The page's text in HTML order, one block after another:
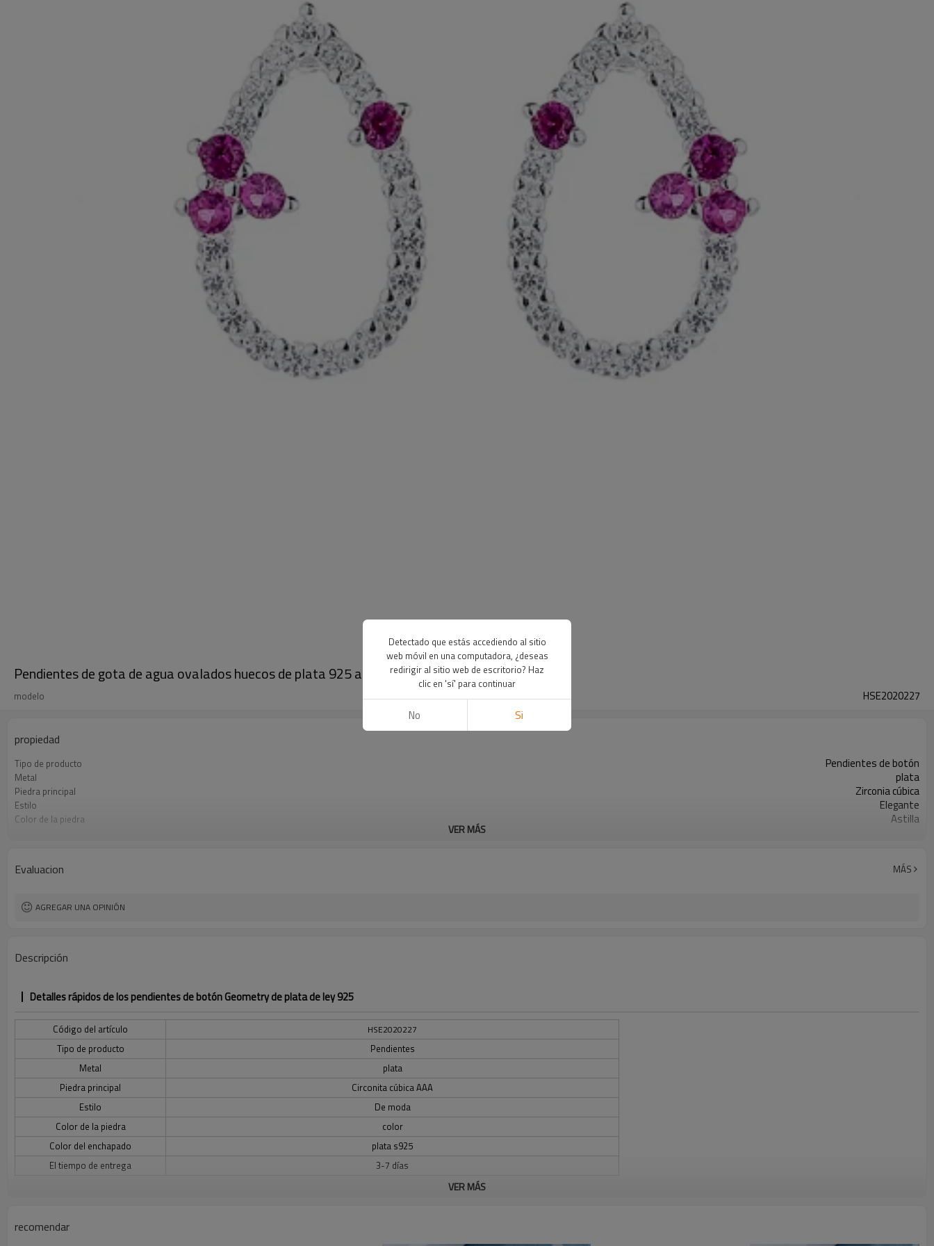
Pendientes de gota de agua ovalados huecos de plata 925 al por mayor
modelo HSE2020227
propiedad
Tipo de producto Pendientes de botón
Metal plata
Piedra principal Zirconia cúbica
Estilo Elegante
Color de la piedra Astilla
VER MÁS
Evaluacion MÁS
AGREGAR UNA OPINIÓN
Descripción
Detalles rápidos de los pendientes de botón Geometry de plata de ley 925
Código del artículo HSE2020227
Tipo de producto
Pendientes
Metal
plata
Piedra principal
Circonita cúbica AAA
Estilo
De moda
Color de la piedra
color
Color del enchapado
plata s925
El tiempo de entrega
3-7 días
VER MÁS
recomendar
Detectado que estás accediendo al sitio
web móvil en una computadora, ¿deseas
redirigir al sitio web de escritorio? Haz
clic en 'sí' para continuar
No Si